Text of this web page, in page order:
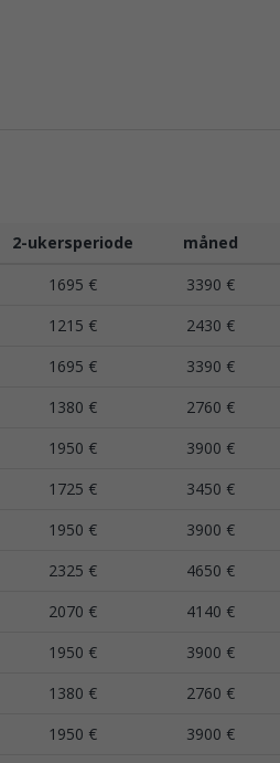
2-ukersperiode måned
1695 € 3390 €
1215 € 2430 €
1695 € 3390 €
1380 € 2760 €
1950 € 3900 €
1725 € 3450 €
1950 € 3900 €
2325 € 4650 €
2070 € 4140 €
1950 € 3900 €
1380 € 2760 €
1950 € 3900 €